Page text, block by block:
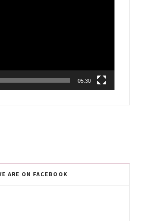
05:30
ARE ON FACEBOOK